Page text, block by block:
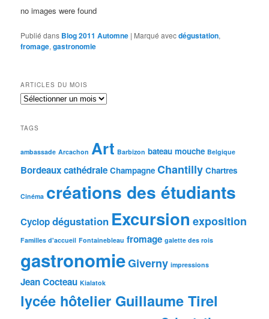
no images were found
Publié dans Blog 2011 Automne | Marqué avecdégustation,
fromage,gastronomie
ARTICLES DU MOIS
Articles
TAGS
ambassade Arcachon Art Barbizon bateau mouche Belgique
Bordeauxcathédrale Champagne Chantilly Chartres
Cinéma créations des étudiants
Cyclopdégustation Excursion exposition
Familles d'accueil Fontainebleau fromage galette des rois
gastronomieGiverny impressions
Jean Cocteau Kialatok
lycée hôtelier Guillaume Tirel